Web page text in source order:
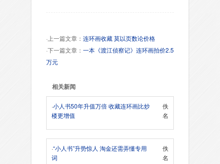
·上一篇文章： 连环画收藏 莫以页数论价格
·下一篇文章： 一本《渡江侦察记》连环画拍价2.5
万元
相关新闻
·小人书50年升值万倍 收藏连环画比炒
楼更增值
佚
名
·“小人书”升势惊人 淘金还需弄懂专用
词
佚
名